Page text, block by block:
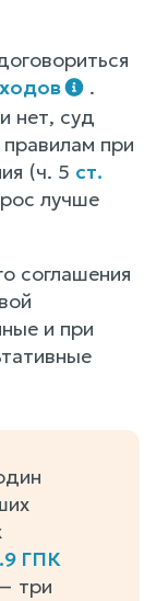
.
нет, суд
при
(ч. 5 ст.
лучше
соглашения
и при
ГПК
три